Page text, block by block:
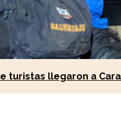
turistas llegaron a